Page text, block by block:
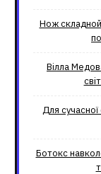
Нож
Вілла
Для
Ботокс